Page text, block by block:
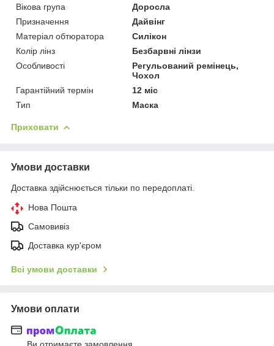
Вікова група
Доросла
Призначення
Дайвінг
Матеріал обтюратора
Силікон
Колір лінз
Безбарвні лінзи
Особливості
Регульований ремінець,
Чохол
Гарантійний термін
12 міс
Тип
Маска
Приховати
Умови доставки
Доставка здійснюється тільки по передоплаті.
Нова Пошта
Самовивіз
Доставка кур'єром
Всі умови доставки
Умови оплати